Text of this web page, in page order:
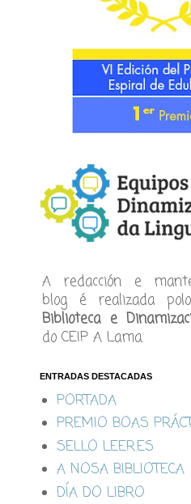
A redacción e
blog é realizada
Biblioteca e
do CEIP A Lama.
ENTRADAS DESTACADAS
PORTADA
PREMIO BOAS
SELLO LEER.ES
A NOSA BIBLIOTECA
DÍA DO LIBRO